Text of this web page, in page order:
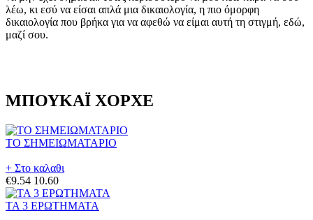
λέω, κι εσύ να είσαι απλά μια δικαιολογία, η πιο όμορφη
δικαιολογία που βρήκα για να αφεθώ να είμαι αυτή τη στιγμή, εδώ,
μαζί σου.
ΜΠΟΥΚΑΪ ΧΟΡΧΕ
ΤΟ ΣΗΜΕΙΩΜΑΤΑΡΙΟ
+ Στο καλαθι
€9.54 10.60
ΤΑ 3 ΕΡΩΤΗΜΑΤΑ